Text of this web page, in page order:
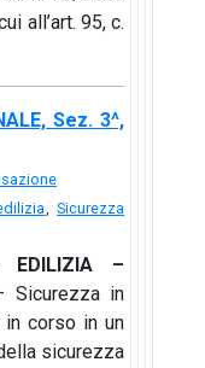
all’art. 95, c.
Sez. 3^,
,Sicurezza
EDILIZIA –
Sicurezza in
corso in un
sicurezza